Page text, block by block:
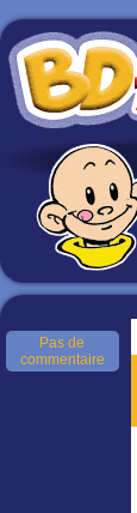
Pas de
commentaire